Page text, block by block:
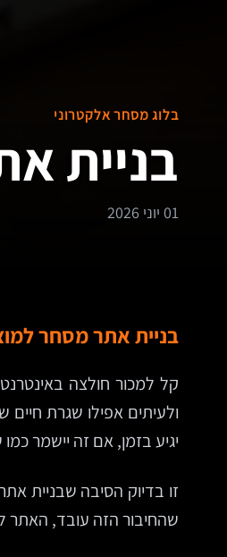
בלוג מסחר אלקטרוני
בניית
01 יוני 2026
בניית אתר מסחר
קל למכור חולצה
ולעיתים אפילו שגרת
יגיע בזמן, אם זה יישמר
זו בדיוק הסיבה שבניית
שהחיבור הזה עובד, האתר